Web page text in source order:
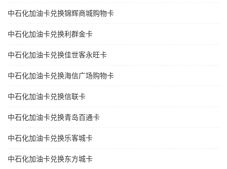
中石化加油卡兑换锦辉商城购物卡
中石化加油卡兑换利群金卡
中石化加油卡兑换佳世客永旺卡
中石化加油卡兑换海信广场购物卡
中石化加油卡兑换信联卡
中石化加油卡兑换青岛百通卡
中石化加油卡兑换乐客城卡
中石化加油卡兑换东方城卡